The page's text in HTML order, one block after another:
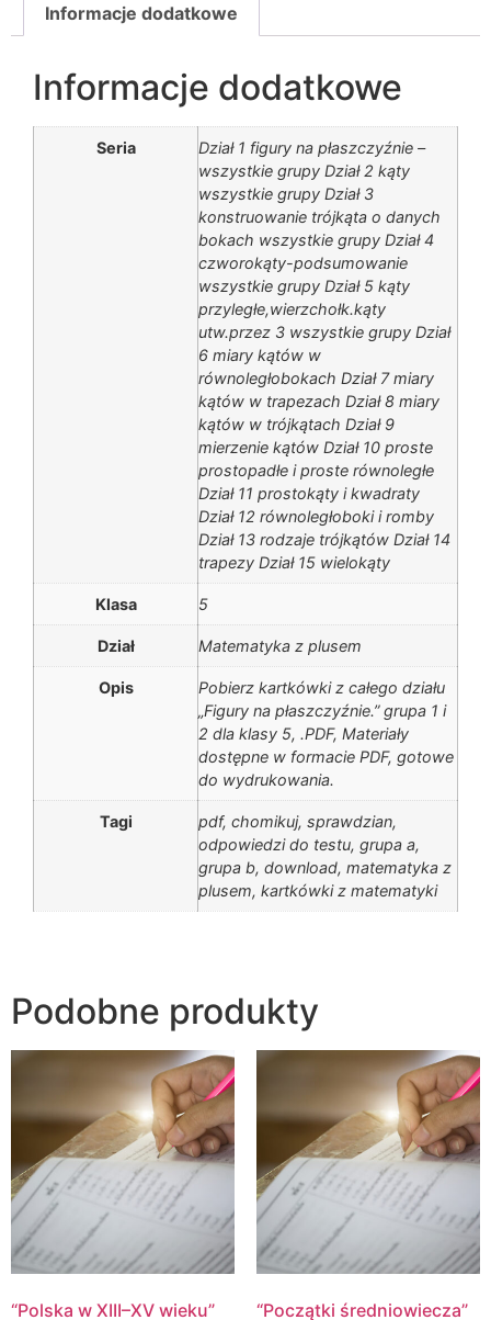
Informacje dodatkowe
Informacje dodatkowe
Seria
Dział 1 figury na płaszczyźnie –
wszystkie grupy Dział 2 kąty
wszystkie grupy Dział 3
konstruowanie trójkąta o danych
bokach wszystkie grupy Dział 4
czworokąty-podsumowanie
wszystkie grupy Dział 5 kąty
przyległe,wierzchołk.kąty
utw.przez 3 wszystkie grupy Dział
6 miary kątów w
równoległobokach Dział 7 miary
kątów w trapezach Dział 8 miary
kątów w trójkątach Dział 9
mierzenie kątów Dział 10 proste
prostopadłe i proste równoległe
Dział 11 prostokąty i kwadraty
Dział 12 równoległoboki i romby
Dział 13 rodzaje trójkątów Dział 14
trapezy Dział 15 wielokąty
Klasa 5
Dział Matematyka z plusem
Opis
Pobierz kartkówki z całego działu
„Figury na płaszczyźnie.” grupa 1 i
2 dla klasy 5, .PDF, Materiały
dostępne w formacie PDF, gotowe
do wydrukowania.
Tagi
pdf, chomikuj, sprawdzian,
odpowiedzi do testu, grupa a,
grupa b, download, matematyka z
plusem, kartkówki z matematyki
Podobne produkty
“Polska w XIII–XV wieku”
“Początki średniowiecza”